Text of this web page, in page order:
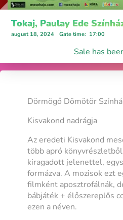
Tokaj, Paulay Ede
august 18, 2024 Gate time: 17:00
Sale has
Dörmögő Dömötör
Kisvakond nadrágja
Az eredeti Kisvakond
több apró
kiragadott jelenettel,
formázva. A mozisok ezt
filmként aposztrofálnák,
bábjáték + élőszereplős
ezen a néven.